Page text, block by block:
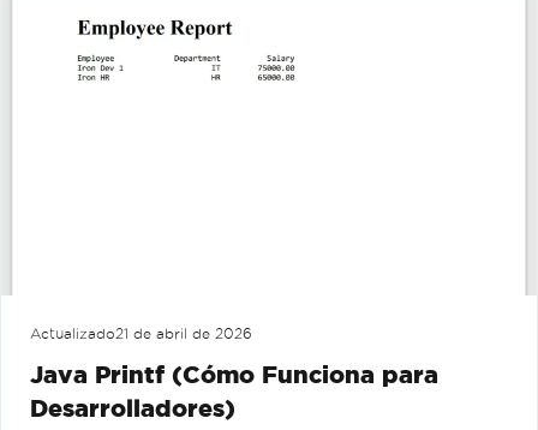
Actualizado21 de abril de 2026
Java Printf (Cómo Funciona para
Desarrolladores)